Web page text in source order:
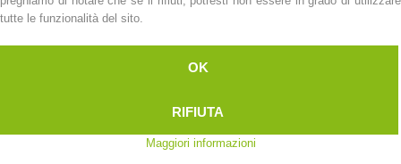
tutte le funzionalità del sito.
OK
RIFIUTA
Maggiori informazioni